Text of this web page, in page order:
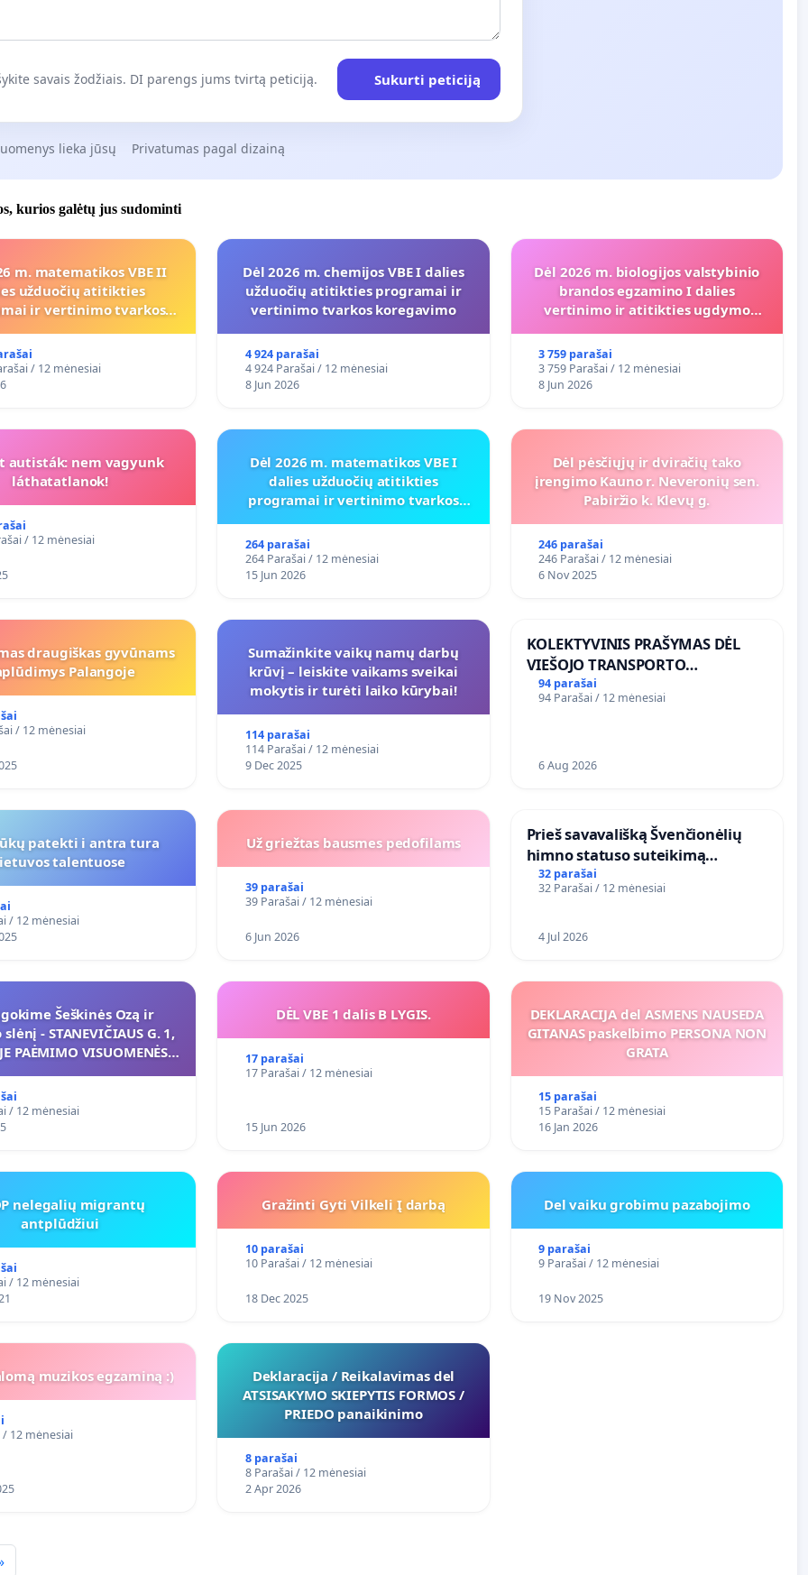
savais žodžiais. DI parengs jums tvirtą peticiją. Sukurti peticiją
lieka jūsų Privatumas pagal dizainą
kurios galėtų jus sudominti
m. matematikos VBE II
užduočių atitikties
ir vertinimo tvarkos
/ 12 mėnesiai
Dėl 2026 m. chemijos VBE I dalies
užduočių atitikties programai ir
vertinimo tvarkos koregavimo
4 924 parašai
4 924 Parašai / 12 mėnesiai
8 Jun 2026
Dėl 2026 m. biologijos valstybinio
brandos egzamino I dalies
vertinimo ir atitikties ugdymo
3 759 parašai
3 759 Parašai / 12 mėnesiai
8 Jun 2026
autisták: nem vagyunk
láthatatlanok!
/ 12 mėnesiai
Dėl 2026 m. matematikos VBE I
dalies užduočių atitikties
programai ir vertinimo tvarkos
264 parašai
264 Parašai / 12 mėnesiai
15 Jun 2026
Dėl pėsčiųjų ir dviračių tako
įrengimo Kauno r. Neveronių sen.
Pabiržio k. Klevų g.
246 parašai
246 Parašai / 12 mėnesiai
6 Nov 2025
draugiškas gyvūnams
Palangoje
/ 12 mėnesiai
Sumažinkite vaikų namų darbų
krūvį – leiskite vaikams sveikai
mokytis ir turėti laiko kūrybai!
114 parašai
114 Parašai / 12 mėnesiai
9 Dec 2025
KOLEKTYVINIS PRAŠYMAS DĖL
VIEŠOJO TRANSPORTO
SUSISIEKIMO GERINIMO
VOSYLIUKŲ KAIME
94 parašai
94 Parašai / 12 mėnesiai
6 Aug 2026
patekti i antra tura
talentuose
/ 12 mėnesiai
Už griežtas bausmes pedofilams
39 parašai
39 Parašai / 12 mėnesiai
6 Jun 2026
​Prieš savavališką Švenčionėlių
himno statuso suteikimą
atlikėjos Živilės dainai
32 parašai
32 Parašai / 12 mėnesiai
4 Jul 2026
Šeškinės Ozą ir
- STANEVIČIAUS G. 1,
PAĖMIMO VISUOMENĖS
VIEŠAJAI ŽELDYNŲ
FUNKCIJAI
/ 12 mėnesiai
DĖL VBE 1 dalis B LYGIS.
17 parašai
17 Parašai / 12 mėnesiai
15 Jun 2026
DEKLARACIJA del ASMENS NAUSEDA
GITANAS paskelbimo PERSONA NON
GRATA
15 parašai
15 Parašai / 12 mėnesiai
16 Jan 2026
nelegalių migrantų
antplūdžiui
/ 12 mėnesiai
Gražinti Gyti Vilkeli Į darbą
10 parašai
10 Parašai / 12 mėnesiai
18 Dec 2025
Del vaiku grobimu pazabojimo
9 parašai
9 Parašai / 12 mėnesiai
19 Nov 2025
muzikos egzaminą :)
/ 12 mėnesiai
Deklaracija / Reikalavimas del
ATSISAKYMO SKIEPYTIS FORMOS /
PRIEDO panaikinimo
8 parašai
8 Parašai / 12 mėnesiai
2 Apr 2026